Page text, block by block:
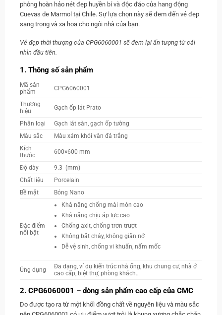
phỏng hoàn hảo nét đẹp huyền bí và độc đáo của hang động
Cuevas de Marmol tại Chile. Sự lựa chọn này sẽ đem đến vẻ đẹp
sang trọng và xa hoa cho ngôi nhà của bạn.
Vẻ đẹp thời thượng của CPG6060001 sẽ đem lại ấn tượng từ cái
nhìn đầu tiên.
1. Thông số sản phẩm
Mã sản
phẩm
CPG6060001
Thương
hiệu
Gạch ốp lát Prato
Phân loại
Gạch lát sàn, gạch ốp tường
Màu sắc
Màu xám khói vân đá trắng
Kích
thước
600×600 mm
Độ dày
9.3 (mm)
Chất liệu
Porcelain
Bề mặt
Bóng Nano
Đặc điểm
nổi bật
Khả năng chống mài mòn cao
Khả năng chịu áp lực cao
Chống axit, chống trơn trượt
Không bắt cháy, không giãn nở
Dễ vệ sinh, chống vi khuẩn, nấm mốc
Ứng dụng
Đa dạng, ví dụ kiến trúc nhà ống, khu chung cư, nhà ở
cao cấp, biệt thự, phòng khách…
2. CPG6060001 – dòng sản phẩm cao cấp của CMC
Do được tạo ra từ một khối đồng chất về nguyên liệu và màu sắc